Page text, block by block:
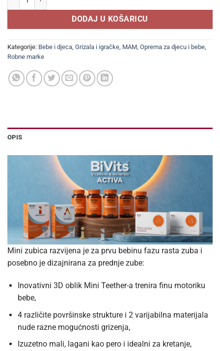
DODAJ U KOŠARICU
Kategorije: Bebe i djeca Grizala i igračke MAM Oprema za djecu i bebe
Robne marke
OPIS
Mini zubica razvijena je za prvu bebinu fazu rasta zuba i
posebno je dizajnirana za prednje zube:
Inovativni 3D oblik Mini Teether-a trenira finu motoriku
bebe,
4 različite površinske strukture i 2 varijabilna materijala
nude razne mogućnosti grizenja,
Izuzetno mali, lagani kao pero i idealni za kretanje,